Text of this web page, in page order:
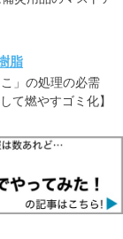
脂
」の処理の必需
て燃やすゴミ化】